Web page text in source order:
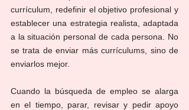
currículum, redefinir el objetivo profesional y
establecer una estrategia realista, adaptada
a la situación personal de cada persona. No
se trata de enviar más currículums, sino de
enviarlos mejor.
Cuando la búsqueda de empleo se alarga
en el tiempo, parar, revisar y pedir apoyo